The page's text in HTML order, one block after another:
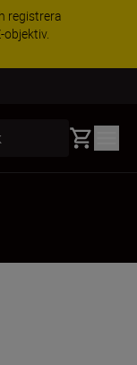
registrera
objektiv.
Basket